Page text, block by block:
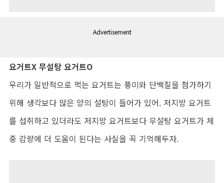
Advertisement
요거트X 무설탕 요거트O
우리가 일반적으로 먹는 요거트는 풍미와 단백질을 첨가하기
위해 생각보다 많은 양의 설탕이 들어가 있어. 저지방 요거트
를 섭취하고 있더라도 저지방 요거트보다 무설탕 요거트가 체
중 감량에 더 도움이 된다는 사실을 꼭 기억해두자.